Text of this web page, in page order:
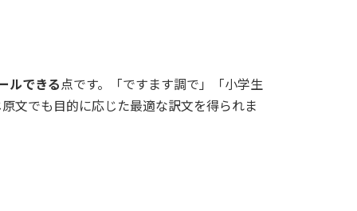
ルできる 点です。「ですます調で」「小学生
文でも目的に応じた最適な訳文を得られま